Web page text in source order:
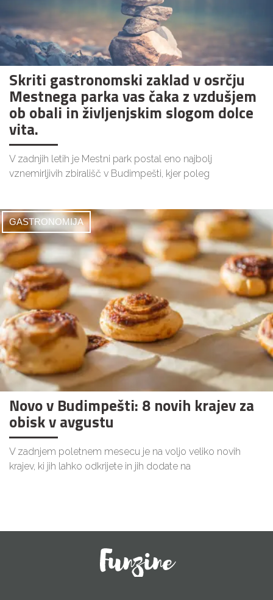
Skriti gastronomski zaklad v osrčju
Mestnega parka vas čaka z vzdušjem
ob obali in življenjskim slogom dolce
vita.
V zadnjih letih je Mestni park postal eno najbolj
vznemirljivih zbirališč v Budimpešti, kjer poleg
GASTRONOMIJA
Novo v Budimpešti: 8 novih krajev za
obisk v avgustu
V zadnjem poletnem mesecu je na voljo veliko novih
krajev, ki jih lahko odkrijete in jih dodate na